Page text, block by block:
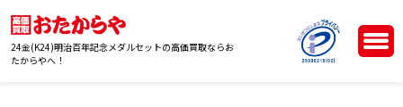
24金(K24)明治百年記念メダルセットの高価買取ならお
たからやへ！